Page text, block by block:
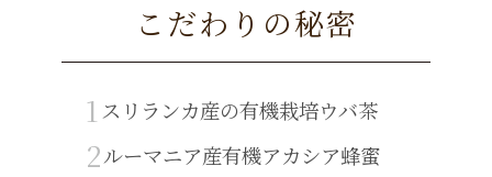
こだわりの秘密
1 スリランカ産の有機栽培ウバ茶
2ルーマニア産有機アカシア蜂蜜